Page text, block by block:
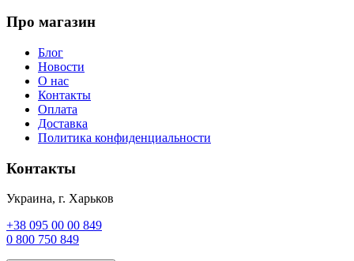
Про магазин
Блог
Новости
О нас
Контакты
Оплата
Доставка
Политика конфиденциальности
Контакты
Украина, г. Харьков
+38 095 00 00 849
0 800 750 849